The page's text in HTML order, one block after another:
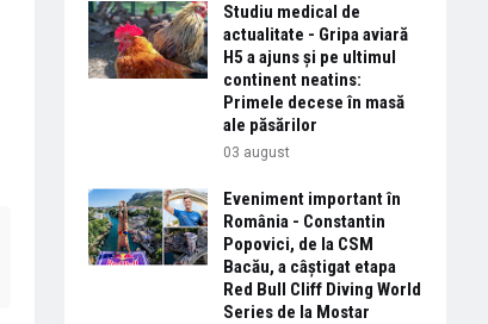
Studiu medical de
actualitate - Gripa aviară
H5 a ajuns și pe ultimul
continent neatins:
Primele decese în masă
ale păsărilor
03 august
Eveniment important în
România - Constantin
Popovici, de la CSM
Bacău, a câștigat etapa
Red Bull Cliff Diving World
Series de la Mostar